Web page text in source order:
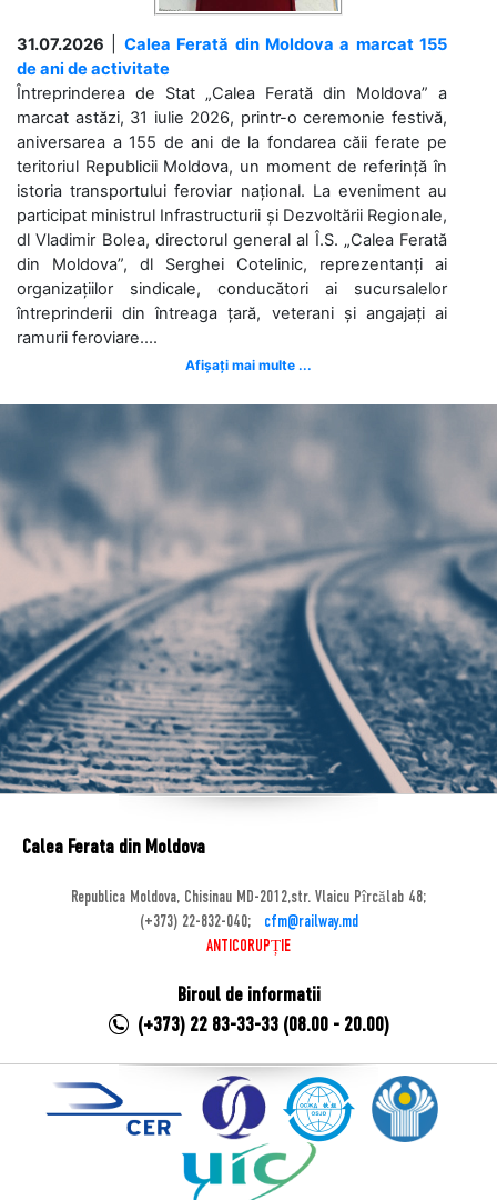
31.07.2026
Calea Ferată din Moldova a marcat 155
de ani de activitate
Întreprinderea de Stat „Calea Ferată din Moldova” a
marcat astăzi, 31 iulie 2026, printr-o ceremonie festivă,
aniversarea a 155 de ani de la fondarea căii ferate pe
teritoriul Republicii Moldova, un moment de referință în
istoria transportului feroviar național. La eveniment au
participat ministrul Infrastructurii și Dezvoltării Regionale,
dl Vladimir Bolea, directorul general al Î.S. „Calea Ferată
din Moldova”, dl Serghei Cotelinic, reprezentanți ai
organizațiilor sindicale, conducători ai sucursalelor
întreprinderii din întreaga țară, veterani și angajați ai
ramurii feroviare....
Afișați mai multe ...
Calea Ferata din Moldova
Republica Moldova, Chisinau MD-2012,str. Vlaicu Pîrcălab 48;
(+373) 22-832-040;
cfm@railway.md
ANTICORUPȚIE
Biroul de informatii
(+373) 22 83-33-33 (08.00 - 20.00)